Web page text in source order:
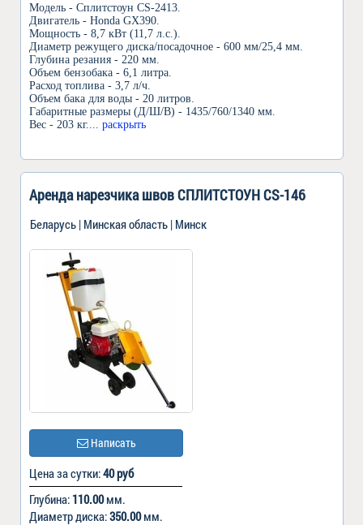
Модель - Сплитстоун CS-2413.
Двигатель - Honda GX390.
Мощность - 8,7 кВт (11,7 л.с.).
Диаметр режущего диска/посадочное - 600 мм/25,4 мм.
Глубина резания - 220 мм.
Объем бензобака - 6,1 литра.
Расход топлива - 3,7 л/ч.
Объем бака для воды - 20 литров.
Габаритные размеры (Д/Ш/В) - 1435/760/1340 мм.
Вес - 203 кг.
... раскрыть
Аренда нарезчика швов СПЛИТСТОУН CS-146
Беларусь | Минская область | Минск
Написать
Цена за сутки:40 руб
Глубина: 110.00мм.
Диаметр диска:350.00мм.